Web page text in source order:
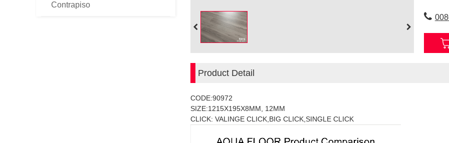
Contrapiso
Product Detail
CODE:90972
SIZE:1215X195X8MM, 12MM
CLICK: VALINGE CLICK,BIG CLICK,SINGLE CLICK